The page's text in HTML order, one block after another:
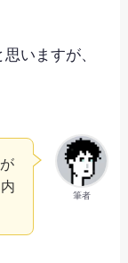
いますが、
筆者